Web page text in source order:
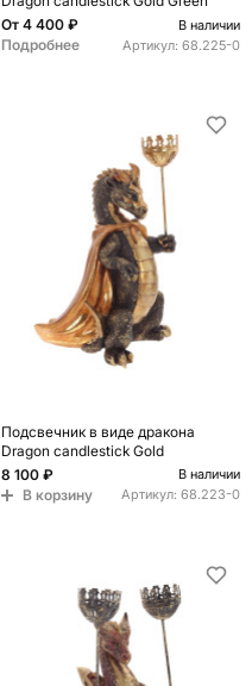
От 4 400 ₽ В наличии
Подробнее Артикул: 68.225-0
Подсвечник в виде дракона
Dragon candlestick Gold
8 100 ₽
В наличии
В корзину Артикул: 68.223-0